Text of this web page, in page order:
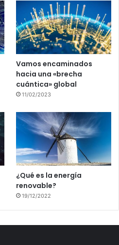
Vamos encaminados
hacia una «brecha
cuántica» global
11/02/2023
¿Qué es la energía
renovable?
19/12/2022